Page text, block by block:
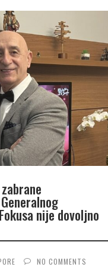
nije dovoljno
NO COMMENTS